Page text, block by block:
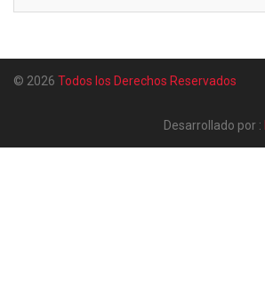
© 2026 Todos los Derechos Reservados
Desarrollado por :